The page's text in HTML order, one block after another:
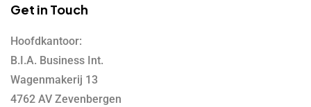
Get in Touch
Hoofdkantoor:
B.I.A. Business Int.
Wagenmakerij 13
4762 AV Zevenbergen